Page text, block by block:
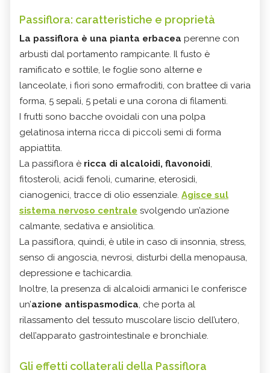
Passiflora: caratteristiche e proprietà
La passiflora è una pianta erbacea perenne con
arbusti dal portamento rampicante. Il fusto è
ramificato e sottile, le foglie sono alterne e
lanceolate, i fiori sono ermafroditi, con brattee di varia
forma, 5 sepali, 5 petali e una corona di filamenti.
I frutti sono bacche ovoidali con una polpa
gelatinosa interna ricca di piccoli semi di forma
appiattita.
La passiflora è ricca di alcaloidi, flavonoidi,
fitosteroli, acidi fenoli, cumarine, eterosidi,
cianogenici, tracce di olio essenziale. Agisce sul
sistema nervoso centrale svolgendo un’azione
calmante, sedativa e ansiolitica.
La passiflora, quindi, è utile in caso di insonnia, stress,
senso di angoscia, nevrosi, disturbi della menopausa,
depressione e tachicardia.
Inoltre, la presenza di alcaloidi armanici le conferisce
un’azione antispasmodica, che porta al
rilassamento del tessuto muscolare liscio dell’utero,
dell’apparato gastrointestinale e bronchiale.
Gli effetti collaterali della Passiflora